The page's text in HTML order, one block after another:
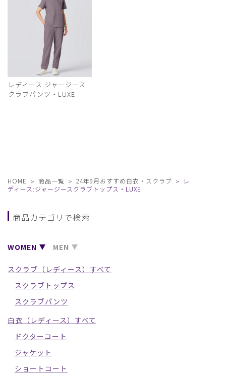
レディース:ジャージース
クラブパンツ・LUXE
HOME 商品一覧 24年9月おすすめ白衣・スクラブ
レ
ディース:ジャージースクラブトップス・LUXE
商品カテゴリで検索
WOMEN MEN
スクラブ（レディース）すべて
スクラブトップス
スクラブパンツ
白衣（レディース）すべて
ドクターコート
ジャケット
ショートコート